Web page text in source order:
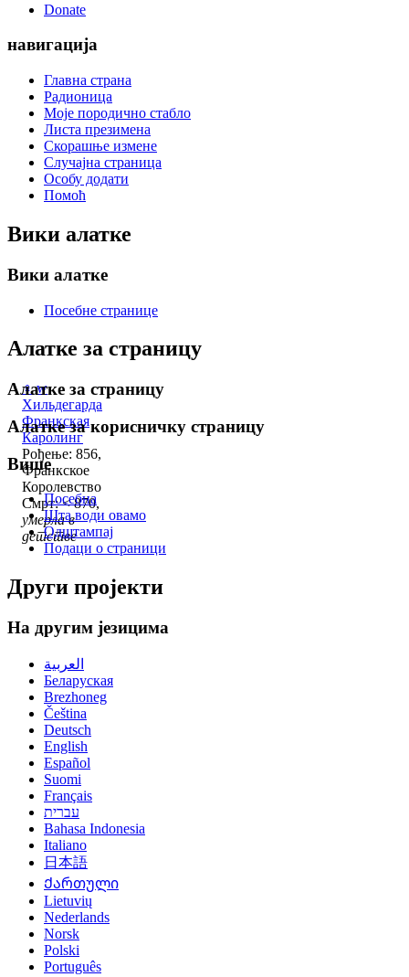
♀ w
Хильдегарда
Франкская
Каролинг
Рођење: 856,
Франкское
Королевство
Смрт: < 870,
умерла в
детстве
Donate
навигација
Главна страна
Радионица
Моје породично стабло
Листа презимена
Скорашње измене
Случајна страница
Особу додати
Помоћ
Вики алатке
Вики алатке
Посебне странице
Алатке за страницу
Алатке за страницу
Алатке за корисничку страницу
Више
Посебна
Шта води овамо
Одштампај
Подаци о страници
Други пројекти
На другим језицима
العربية
Беларуская
Brezhoneg
Čeština
Deutsch
English
Español
Suomi
Français
עברית
Bahasa Indonesia
Italiano
日本語
Ქართული
Lietuvių
Nederlands
Norsk
Polski
Português